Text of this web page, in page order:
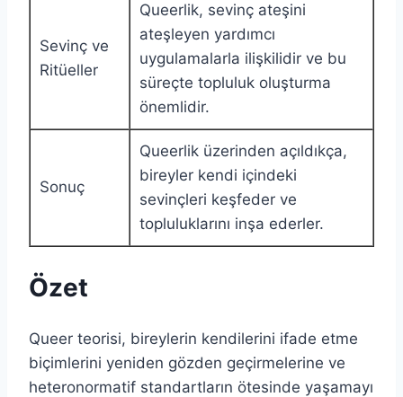
Sevinç ve
Ritüeller
Queerlik, sevinç ateşini
ateşleyen yardımcı
uygulamalarla ilişkilidir ve bu
süreçte topluluk oluşturma
önemlidir.
Sonuç
Queerlik üzerinden açıldıkça,
bireyler kendi içindeki
sevinçleri keşfeder ve
topluluklarını inşa ederler.
Özet
Queer teorisi, bireylerin kendilerini ifade etme
biçimlerini yeniden gözden geçirmelerine ve
heteronormatif standartların ötesinde yaşamayı